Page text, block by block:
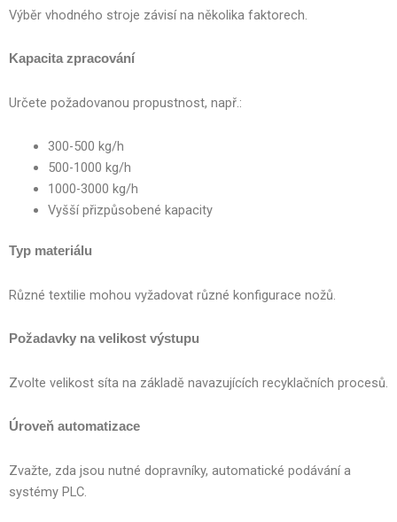
Výběr vhodného stroje závisí na několika faktorech.
Kapacita zpracování
Určete požadovanou propustnost, např.:
300-500 kg/h
500-1000 kg/h
1000-3000 kg/h
Vyšší přizpůsobené kapacity
Typ materiálu
Různé textilie mohou vyžadovat různé konfigurace nožů.
Požadavky na velikost výstupu
Zvolte velikost síta na základě navazujících recyklačních procesů.
Úroveň automatizace
Zvažte, zda jsou nutné dopravníky, automatické podávání a
systémy PLC.